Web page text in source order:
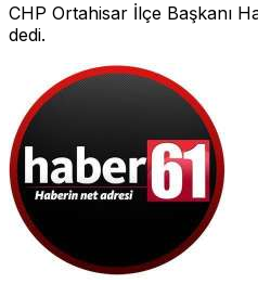
CHP Ortahisar İlçe Başkanı
dedi.